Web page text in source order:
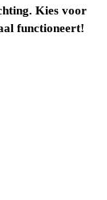
Kies voor
functioneert!